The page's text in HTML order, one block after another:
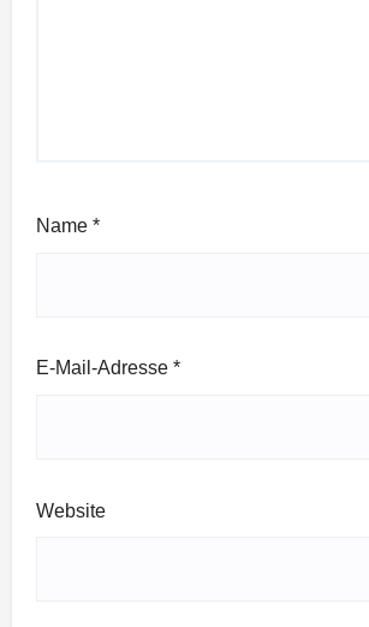
Name *
E-Mail-Adresse *
Website